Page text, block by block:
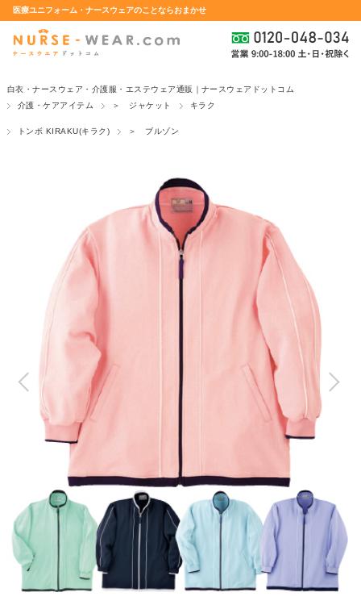
医療ユニフォーム・ナースウェアのことならおまかせ
白衣・ナースウェア・介護服・エステウェア通販｜ナースウェアドットコム
介護・ケアアイテム
＞ ジャケット キラク
トンボ KIRAKU(キラク) ＞ ブルゾン